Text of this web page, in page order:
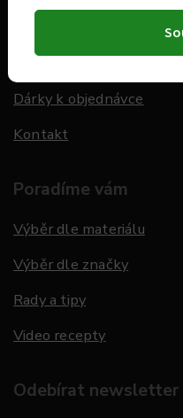
Ochrana osobních údajů
Dárky k objednávce
Kontakt
Poradíme vám
Výběr dle materiálu
Výběr dle značky
Rady a tipy
Video recepty
Odebírat newsletter